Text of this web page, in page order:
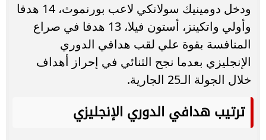
ودخل دومينيك سولانكي لاعب بورنموث، 14 هدفا
وأولي واتكينز، أستون فيلا، 13 هدفا في صراع
المنافسة بقوة علي لقب هدافي الدوري
الإنجليزي بعدما نجح الثنائي في إحراز أهداف
خلال الجولة الـ25 الجارية.
ترتيب هدافي الدوري الإنجليزي